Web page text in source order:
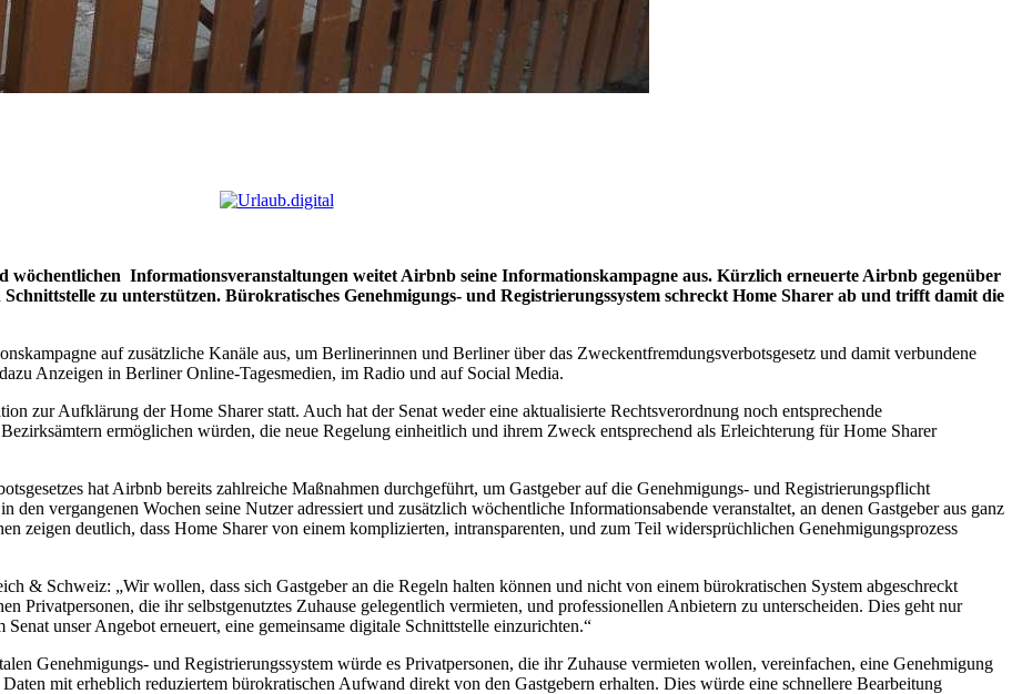
wöchentlichen Informationsveranstaltungen weitet Airbnb seine Informationskampagne aus. Kürzlich erneuerte Airbnb gegenüber
zu unterstützen. Bürokratisches Genehmigungs- und Registrierungssystem schreckt Home Sharer ab und trifft damit die
auf zusätzliche Kanäle aus, um Berlinerinnen und Berliner über das Zweckentfremdungsverbotsgesetz und damit verbundene
Anzeigen in Berliner Online-Tagesmedien, im Radio und auf Social Media.
zur Aufklärung der Home Sharer statt. Auch hat der Senat weder eine aktualisierte Rechtsverordnung noch entsprechende
ermöglichen würden, die neue Regelung einheitlich und ihrem Zweck entsprechend als Erleichterung für Home Sharer
hat Airbnb bereits zahlreiche Maßnahmen durchgeführt, um Gastgeber auf die Genehmigungs- und Registrierungspflicht
vergangenen Wochen seine Nutzer adressiert und zusätzlich wöchentliche Informationsabende veranstaltet, an denen Gastgeber aus ganz
zeigen deutlich, dass Home Sharer von einem komplizierten, intransparenten, und zum Teil widersprüchlichen Genehmigungsprozess
& Schweiz: „Wir wollen, dass sich Gastgeber an die Regeln halten können und nicht von einem bürokratischen System abgeschreckt
Privatpersonen, die ihr selbstgenutztes Zuhause gelegentlich vermieten, und professionellen Anbietern zu unterscheiden. Dies geht nur
unser Angebot erneuert, eine gemeinsame digitale Schnittstelle einzurichten.“
Genehmigungs- und Registrierungssystem würde es Privatpersonen, die ihr Zuhause vermieten wollen, vereinfachen, eine Genehmigung
mit erheblich reduziertem bürokratischen Aufwand direkt von den Gastgebern erhalten. Dies würde eine schnellere Bearbeitung